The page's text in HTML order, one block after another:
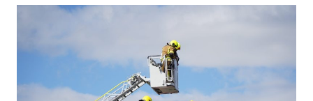
WONING
SENIORENFLAT
WATERTORENWEG
IN